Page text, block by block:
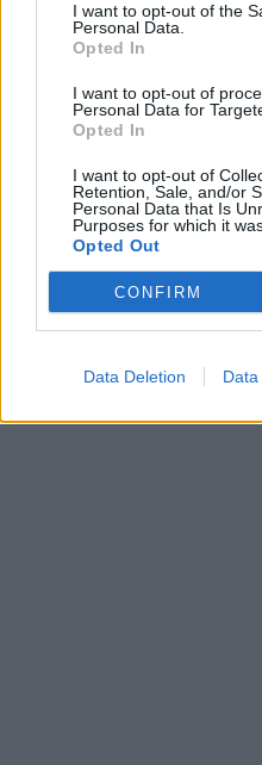
I want to opt-out of the
Personal Data.
Opted In
I want to opt-out of
Personal Data for
Opted In
I want to opt-out of
Retention, Sale, and/or
Personal Data that Is
Purposes for which it
Opted Out
CONFIRM
Data Deletion Data